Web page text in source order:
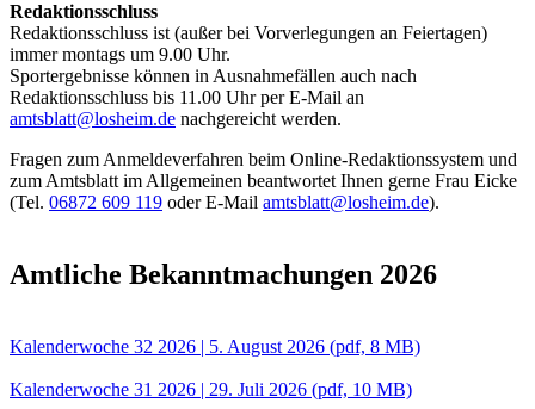
Redaktionsschluss
Redaktionsschluss ist (außer bei Vorverlegungen an Feiertagen)
immer montags um 9.00 Uhr.
Sportergebnisse können in Ausnahmefällen auch nach
Redaktionsschluss bis 11.00 Uhr per E-Mail an
amtsblatt@losheim.de nachgereicht werden.
Fragen zum Anmeldeverfahren beim Online-Redaktionssystem und
zum Amtsblatt im Allgemeinen beantwortet Ihnen gerne Frau Eicke
(Tel. 06872 609 119 oder E-Mail amtsblatt@losheim.de).
Amtliche Bekanntmachungen 2026
Kalenderwoche 32 2026 | 5. August 2026 (pdf, 8 MB)
Kalenderwoche 31 2026 | 29. Juli 2026 (pdf, 10 MB)